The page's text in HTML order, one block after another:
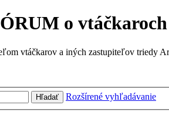
o vtáčkaroch
vtáčkarov a iných zastupiteľov triedy
Hľadať Rozšírené vyhľadávanie